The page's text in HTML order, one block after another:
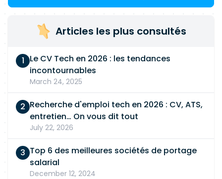
Articles les plus consultés
Le CV Tech en 2026 : les tendances
incontournables
March 24, 2025
Recherche d'emploi tech en 2026 : CV, ATS,
entretien… On vous dit tout
July 22, 2026
Top 6 des meilleures sociétés de portage
salarial
December 12, 2024